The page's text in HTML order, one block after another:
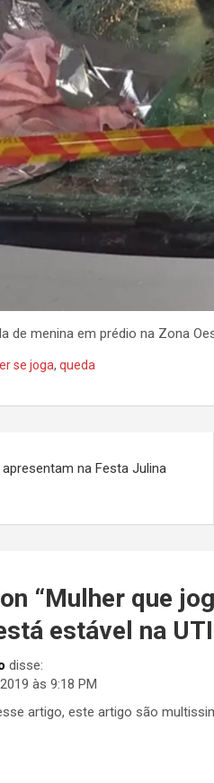
de menina em prédio na Zona
se joga, queda
na Festa Julina
“Mulher que
estável na UTI
disse:
às 9:18 PM
artigo, este artigo são